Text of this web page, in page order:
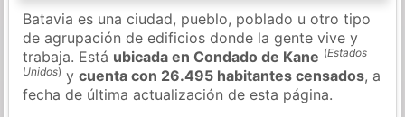
Batavia es una ciudad, pueblo, poblado u otro tipo
de agrupación de edificios donde la gente vive y
trabaja. Está ubicada en Condado de Kane (Estados
Unidos) ycuenta con 26.495 habitantes censados, a
fecha de última actualización de esta página.